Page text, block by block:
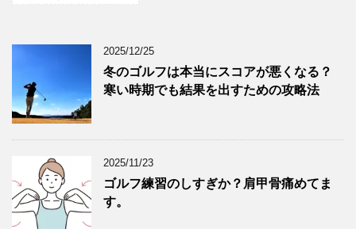
2025/12/25
冬のゴルフは本当にスコアが悪くなる？
寒い時期でも結果を出すための攻略法
2025/11/23
ゴルフ練習のしすぎか？肩甲骨痛めてま
す。